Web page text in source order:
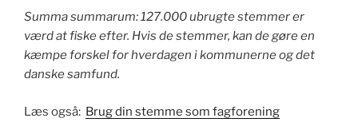
Summa summarum: 127.000 ubrugte stemmer er
værd at fiske efter. Hvis de stemmer, kan de gøre en
kæmpe forskel for hverdagen i kommunerne og det
danske samfund.
Læs også: Brug din stemme som fagforening